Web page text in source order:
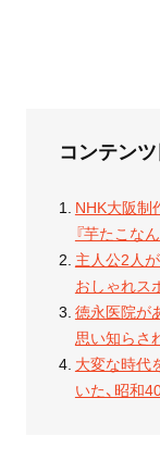
コンテン
NHK大阪制
『芋たこな
主人公2人
おしゃれス
徳永医院が
思い知らさ
大変な時代
いた、昭和